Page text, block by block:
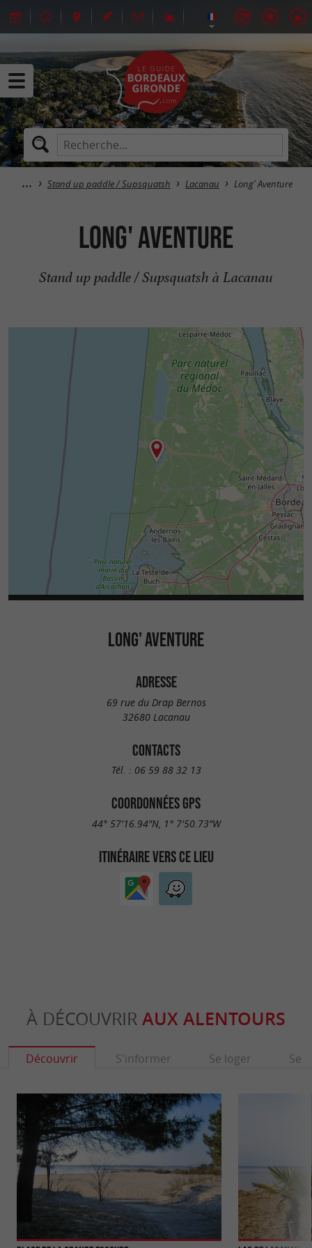
Stand up paddle / Supsquatsh Lacanau Long' Aventure
Long' Aventure
Stand up paddle / Supsquatsh à Lacanau
LONG' AVENTURE
ADRESSE
69 rue du Drap Bernos
32680 Lacanau
CONTACTS
Tél. : 06 59 88 32 13
COORDONNÉES GPS
44° 57'16.94"N, 1° 7'50.73"W
ITINÉRAIRE VERS CE LIEU
À DÉCOUVRIR AUX ALENTOURS
Découvrir S'informer Se loger Se